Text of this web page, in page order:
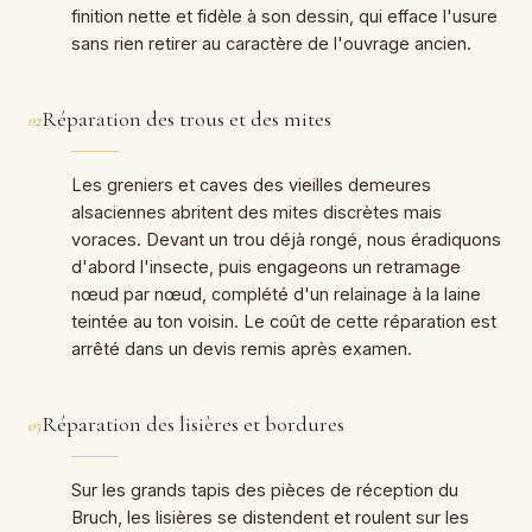
finition nette et fidèle à son dessin, qui efface l'usure
sans rien retirer au caractère de l'ouvrage ancien.
02Réparation des trous et des mites
Les greniers et caves des vieilles demeures
alsaciennes abritent des mites discrètes mais
voraces. Devant un trou déjà rongé, nous éradiquons
d'abord l'insecte, puis engageons un retramage
nœud par nœud, complété d'un relainage à la laine
teintée au ton voisin. Le coût de cette réparation est
arrêté dans un devis remis après examen.
03Réparation des lisières et bordures
Sur les grands tapis des pièces de réception du
Bruch, les lisières se distendent et roulent sur les